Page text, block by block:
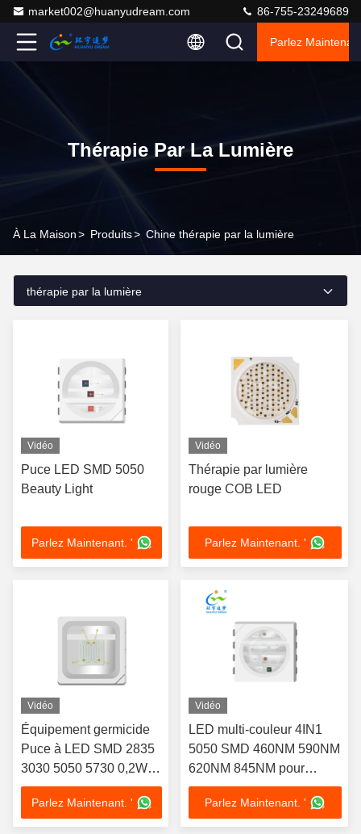
market002@huanyudream.com 86-755-23249689
Parlez
Thérapie Par La Lumière
À La Maison> Produits> Chine thérapie par la lumière
thérapie par la lumière
Vidéo
Puce LED SMD 5050
Beauty Light
Parlez Maintenant. '
Vidéo
Thérapie par lumière
rouge COB LED
Parlez Maintenant. '
Vidéo
Équipement germicide
Puce à LED SMD 2835
3030 5050 5730 0,2W
0,5W Uva Uvb Uvc
400nm 410nm 395Nm
365Nm 295nm
Parlez Maintenant. '
Vidéo
LED multi-couleur 4IN1
5050 SMD 460NM 590NM
620NM 845NM pour
appareil de beauté
Parlez Maintenant. '